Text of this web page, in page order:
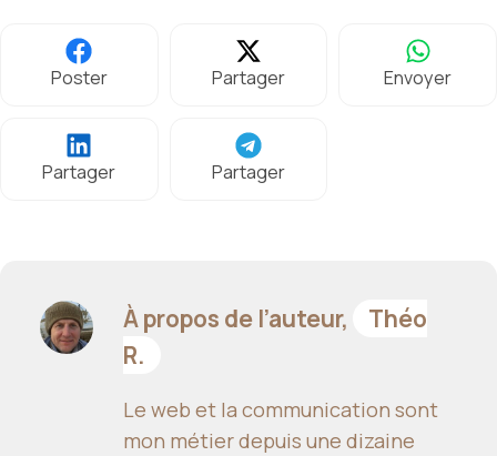
Poster Partager Envoyer
Partager Partager
À propos de l’auteur,
Théo
R.
Le web et la communication sont
mon métier depuis une dizaine